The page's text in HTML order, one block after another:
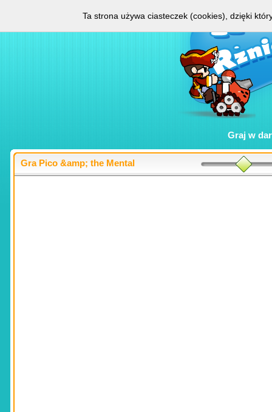
Graj w
Gra Pico &amp; the Mental
Ta strona używa ciasteczek (cookies), dzięki